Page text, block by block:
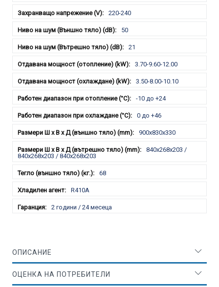
220-240
50
21
3.70-9.60-12.00
3.50-8.00-10.10
-10 до +24
0 до +46
900x830x330
840x268x203 /
840x268x203 / 840x268x203
68
R410A
2 години / 24 месеца
ОПИСАНИЕ
ОЦЕНКА НА ПОТРЕБИТЕЛИ